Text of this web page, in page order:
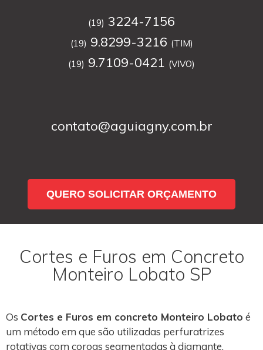
(19) 3224-7156
(19) 9.8299-3216 (TIM)
(19) 9.7109-0421 (VIVO)
contato@aguiagny.com.br
QUERO SOLICITAR ORÇAMENTO
Cortes e Furos em Concreto
Monteiro Lobato SP
Os Cortes e Furos em concreto Monteiro Lobato é
um método em que são utilizadas perfuratrizes
rotativas com coroas segmentadas à diamante.